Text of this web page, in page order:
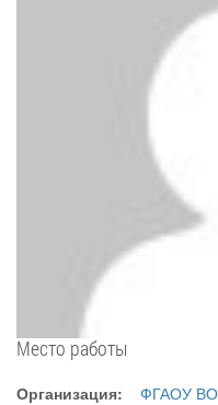
Место работы
Организация:
ФГАОУ ВО